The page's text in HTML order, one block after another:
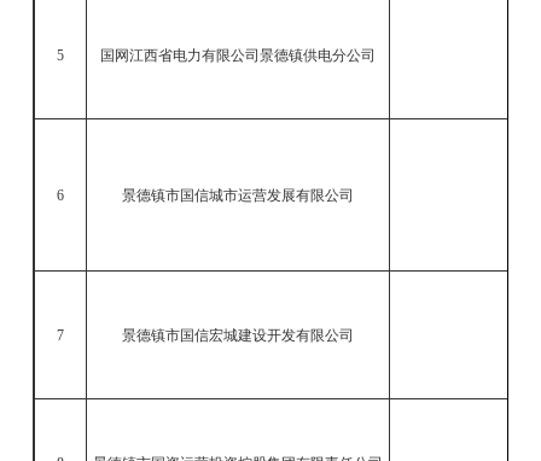
5 国网江西省电力有限公司景德镇供电分公司
6 景德镇市国信城市运营发展有限公司
7 景德镇市国信宏城建设开发有限公司